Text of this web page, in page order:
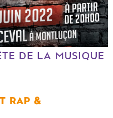
DE LA MUSIQUE
RAP &